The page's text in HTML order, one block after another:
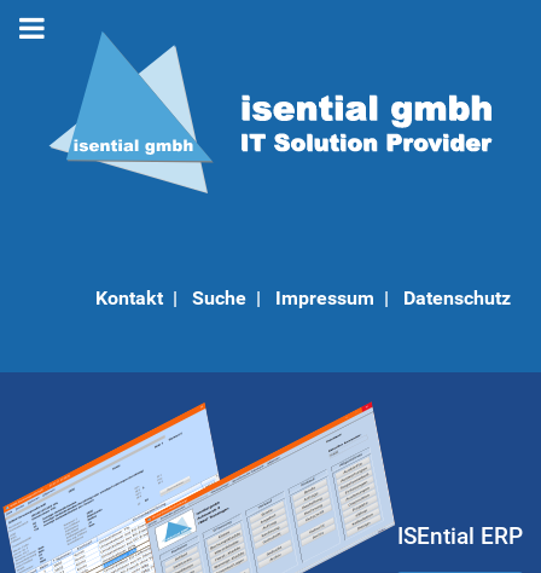
Kontakt | Suche | Impressum | Datenschutz
ISEntial ERP